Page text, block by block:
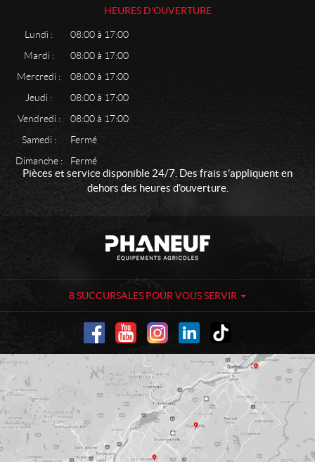
HEURES D'OUVERTURE
Lundi :
08:00 à 17:00
Mardi :
08:00 à 17:00
Mercredi :
08:00 à 17:00
Jeudi :
08:00 à 17:00
Vendredi :
08:00 à 17:00
Samedi :
Fermé
Dimanche :
Fermé
Pièces et service disponible 24/7. Des frais s'appliquent en
dehors des heures d'ouverture.
t
c
n
u
É
q
u
i
p
e
m
8 SUCCURSALES POUR VOUS SERVIR